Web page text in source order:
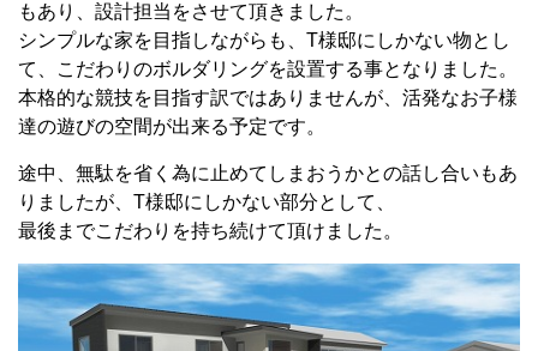
もあり、設計担当をさせて頂きました。
シンプルな家を目指しながらも、T様邸にしかない物とし
て、こだわりのボルダリングを設置する事となりました。
本格的な競技を目指す訳ではありませんが、活発なお子様
達の遊びの空間が出来る予定です。
途中、無駄を省く為に止めてしまおうかとの話し合いもあ
りましたが、T様邸にしかない部分として、
最後までこだわりを持ち続けて頂けました。